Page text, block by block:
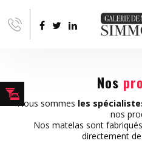
Nos
Nous sommes les
nos
Nos matelas sont fabriqués
directement